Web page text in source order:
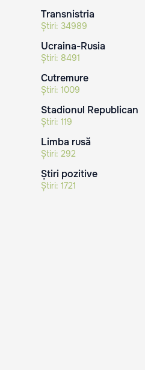
Transnistria
Știri: 34989
Ucraina-Rusia
Știri: 8491
Cutremure
Știri: 1009
Stadionul Republican
Știri: 119
Limba rusă
Știri: 292
Știri pozitive
Știri: 1721